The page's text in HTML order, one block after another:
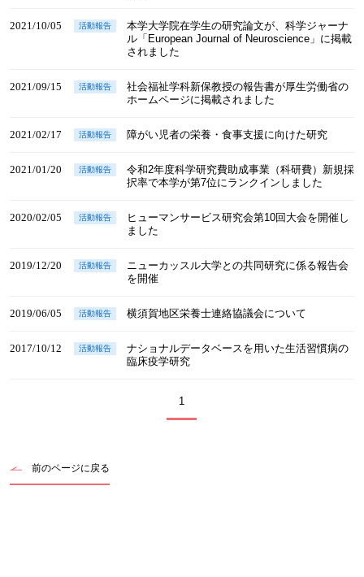
2021/10/05 活動報告
本学大学院在学生の研究論文が、科学ジャーナ
ル「European Journal of Neuroscience」に掲載
されました
2021/09/15 活動報告
社会福祉学科新保教授の報告書が厚生労働省の
ホームページに掲載されました
2021/02/17 活動報告 障がい児者の栄養・食事支援に向けた研究
2021/01/20 活動報告
令和2年度科学研究費助成事業（科研費）新規採
択率で本学が第7位にランクインしました
2020/02/05 活動報告
ヒューマンサービス研究会第10回大会を開催し
ました
2019/12/20 活動報告
ニューカッスル大学との共同研究に係る報告会
を開催
2019/06/05 活動報告 横須賀地区栄養士連絡協議会について
2017/10/12 活動報告
ナショナルデータベースを用いた生活習慣病の
臨床疫学研究
1
前のページに戻る